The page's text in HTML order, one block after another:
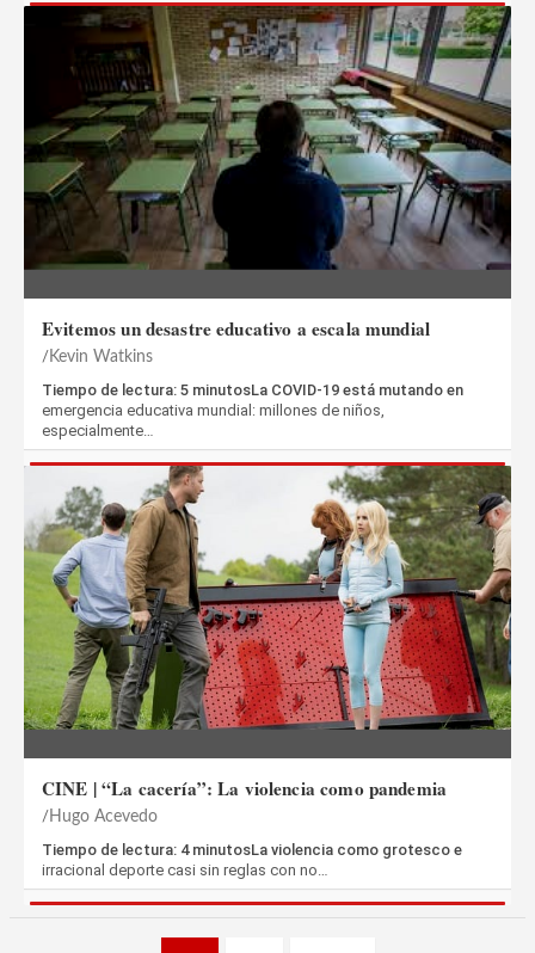
Evitemos un desastre educativo a escala mundial
Kevin Watkins
Tiempo de lectura: 5 minutosLa COVID-19 está mutando en
emergencia educativa mundial: millones de niños,
especialmente…
CINE | “La cacería”: La violencia como pandemia
Hugo Acevedo
Tiempo de lectura: 4 minutosLa violencia como grotesco e
irracional deporte casi sin reglas con no…